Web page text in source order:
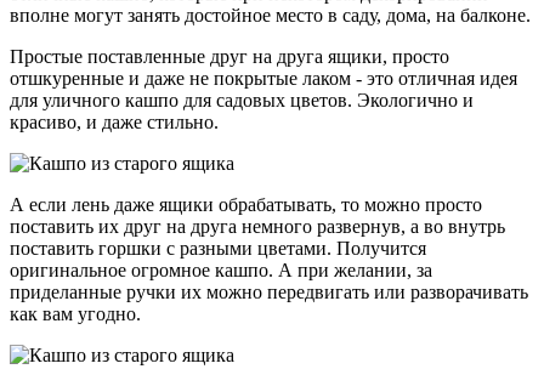
вполне могут занять достойное место в саду, дома, на балконе.
Простые поставленные друг на друга ящики, просто
отшкуренные и даже не покрытые лаком - это отличная идея
для уличного кашпо для садовых цветов. Экологично и
красиво, и даже стильно.
А если лень даже ящики обрабатывать, то можно просто
поставить их друг на друга немного развернув, а во внутрь
поставить горшки с разными цветами. Получится
оригинальное огромное кашпо. А при желании, за
приделанные ручки их можно передвигать или разворачивать
как вам угодно.